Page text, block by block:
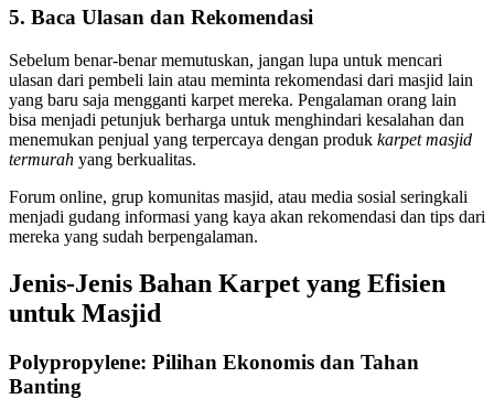
5. Baca Ulasan dan Rekomendasi
Sebelum benar-benar memutuskan, jangan lupa untuk mencari
ulasan dari pembeli lain atau meminta rekomendasi dari masjid lain
yang baru saja mengganti karpet mereka. Pengalaman orang lain
bisa menjadi petunjuk berharga untuk menghindari kesalahan dan
menemukan penjual yang terpercaya dengan produk karpet masjid
termurah yang berkualitas.
Forum online, grup komunitas masjid, atau media sosial seringkali
menjadi gudang informasi yang kaya akan rekomendasi dan tips dari
mereka yang sudah berpengalaman.
Jenis-Jenis Bahan Karpet yang Efisien
untuk Masjid
Polypropylene: Pilihan Ekonomis dan Tahan
Banting